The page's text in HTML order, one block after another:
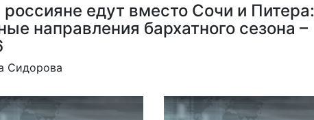
россияне едут вместо Сочи и Питера:
направления бархатного сезона –
Сидорова